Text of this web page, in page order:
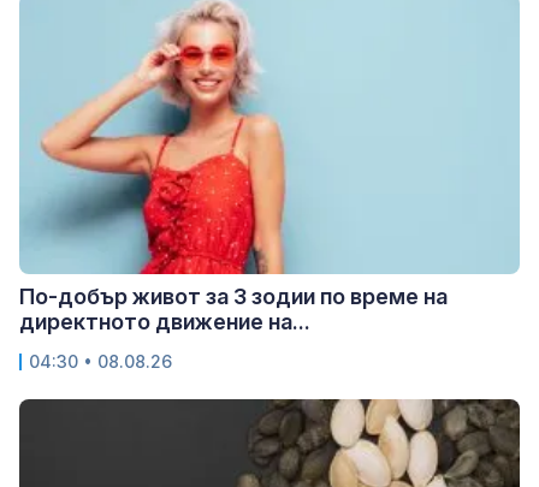
По-добър живот за 3 зодии по време на
директното движение на...
04:30 • 08.08.26